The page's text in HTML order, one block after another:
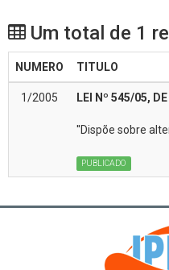
Um total de 1
NUMERO TITULO
1/2005 LEI Nº 545/05,
''Dispõe sobre
PUBLICADO